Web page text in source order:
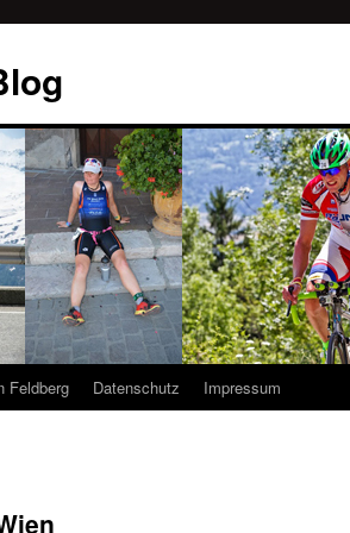
Feldberg Datenschutz Impressum